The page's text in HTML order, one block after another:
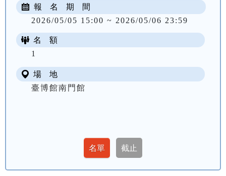
報 名 期 間
2026/05/05 15:00 ~ 2026/05/06 23:59
名 額
1
場 地
臺博館南門館